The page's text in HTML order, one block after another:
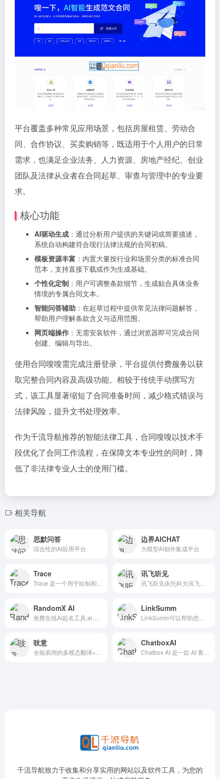
平台覆盖多种常见应用场景，包括房屋租赁、劳动合
同、合作协议、买卖购销等，既适用于个人用户的日常
需求，也满足企业法务、人力资源、房地产经纪、创业
团队及法律从业者在合同起草、审查与管理中的专业要
求。
核心功能
AI驱动生成 ：通过分析用户提供的关键词或简要描述，
系统自动构建符合现行法律法规的合同初稿。
模板资源丰富 ：内置大量按行业和场景分类的标准合同
范本，支持直接下载或作为生成基础。
个性化定制 ：用户可调整条款细节，生成贴合具体业务
情境的专属合同文本。
智能问答辅助 ：在起草过程中提供常见法律问题解答，
帮助用户理解条款含义与适用范围。
网页端操作 ：无需安装软件，通过浏览器即可完成合同
创建、编辑与导出。
使用合同嗖嗖需完成注册登录，平台提供付费服务以获
取完整合同内容及高级功能。相较于传统手动撰写方
式，该工具显著缩短了合同准备时间，减少格式错误与
法律风险，提升文书处理效率。
作为千流导航推荐的智能法律工具，合同嗖嗖以技术手
段优化了合同工作流程，在保障文本专业性的同时，降
低了非法律专业人士的使用门槛。
相关导航
思默问答
综合性的AI应用平台
边界AICHAT
大模型AI创作集成平台
Trace
Trace 是一个用于绘制和自动化业务工作流的平台，能够将任务智能路由至合适的人工或 AI 代理，帮助团队削减繁琐事务、提升效率。
讯飞听见
讯飞听见依托科大讯飞的语音识别技术，为用户提供语音转文字、录音转文字等服务。把录音转成文字选讯飞听见，1小时音频最快5分钟出稿，高效安全。
RandomX AI
免费在线AI起名工具,ai起名生成器
LinkSumm
LinkSumm可以帮助您将网页内容进行总结，提取出重要信息。
吱意
全能易用的多模态翻译+AIGC智能创作工具
ChatboxAI
Chatbox AI 是一款 AI 客户端应用和智能助手，支持众多先进的 AI 模型和 API，可在 Windows、MacOS、Android、iOS、Linux 和网页版上使用。
千流导航致力于收集和分享实用的网站以及软件工具，为您的